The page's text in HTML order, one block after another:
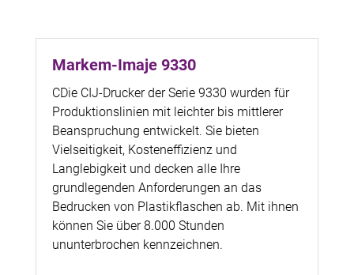
Markem-Imaje 9330
CDie CIJ-Drucker der Serie 9330 wurden für
Produktionslinien mit leichter bis mittlerer
Beanspruchung entwickelt. Sie bieten
Vielseitigkeit, Kosteneffizienz und
Langlebigkeit und decken alle Ihre
grundlegenden Anforderungen an das
Bedrucken von Plastikflaschen ab. Mit ihnen
können Sie über 8.000 Stunden
ununterbrochen kennzeichnen.